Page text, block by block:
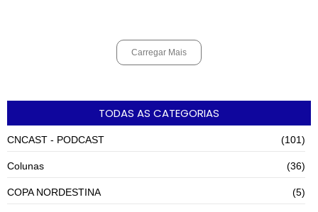
Carregar Mais
TODAS AS CATEGORIAS
CNCAST - PODCAST (101)
Colunas (36)
COPA NORDESTINA (5)